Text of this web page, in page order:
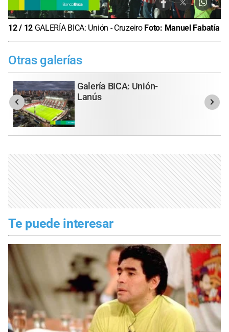
12/ 12 GALERÍA BICA: Unión - Cruzeiro Foto: Manuel Fabatía
Otras galerías
Galería BICA: Unión-
Lanús
Te puede interesar